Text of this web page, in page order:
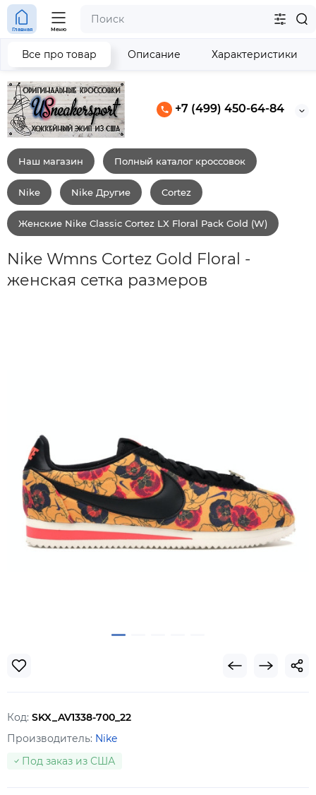
+7 (499) 450-64-84
Главная Меню
Наш магазин Полный каталог кроссовок
Nike Nike Другие Cortez
Женские Nike Classic Cortez LX Floral Pack Gold (W)
Nike Wmns Cortez Gold Floral -
женская сетка размеров
Все про товар Описание Характеристики
Код: SKX_AV1338-700_22
Производитель: Nike
Под заказ из США